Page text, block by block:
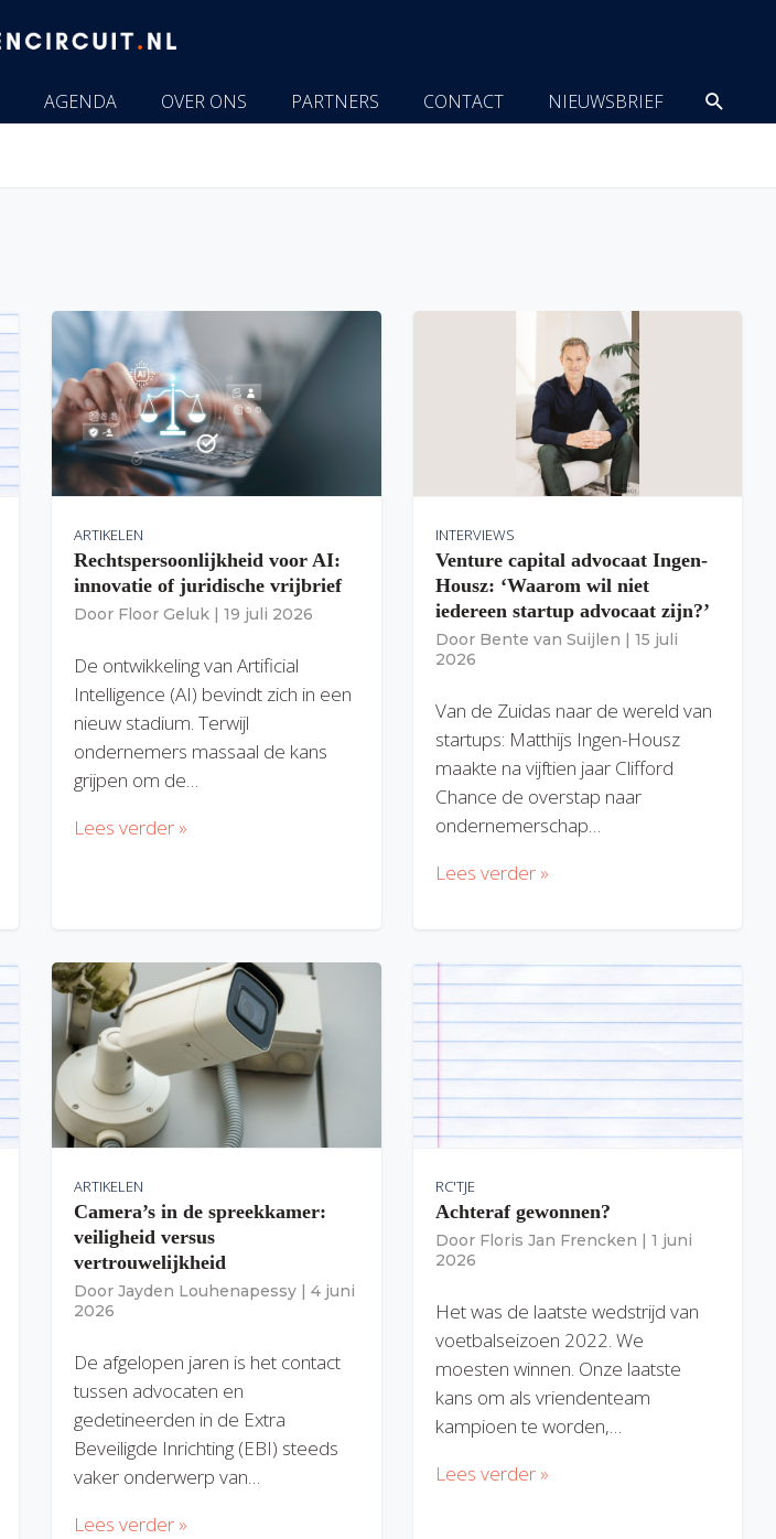
AGENDA OVER ONS PARTNERS CONTACT NIEUWSBRIEF
ARTIKELEN
Rechtspersoonlijkheid voor AI:
innovatie of juridische vrijbrief
Door Floor Geluk | 19 juli 2026
De ontwikkeling van Artificial
Intelligence (AI) bevindt zich in een
nieuw stadium. Terwijl
ondernemers massaal de kans
grijpen om de…
Lees verder »
INTERVIEWS
Venture capital advocaat Ingen-
Housz: ‘Waarom wil niet
iedereen startup advocaat zijn?’
Door Bente van Suijlen | 15 juli
2026
Van de Zuidas naar de wereld van
startups: Matthijs Ingen-Housz
maakte na vijftien jaar Clifford
Chance de overstap naar
ondernemerschap…
Lees verder »
ARTIKELEN
Camera’s in de spreekkamer:
veiligheid versus
vertrouwelijkheid
Door Jayden Louhenapessy | 4 juni
2026
De afgelopen jaren is het contact
tussen advocaten en
gedetineerden in de Extra
Beveiligde Inrichting (EBI) steeds
vaker onderwerp van…
Lees verder »
RC'TJE
Achteraf gewonnen?
Door Floris Jan Frencken | 1 juni
2026
Het was de laatste wedstrijd van
voetbalseizoen 2022. We
moesten winnen. Onze laatste
kans om als vriendenteam
kampioen te worden,…
Lees verder »